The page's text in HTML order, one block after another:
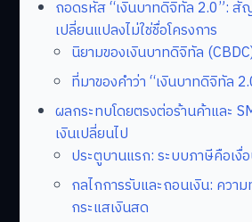
ถอดรหัส “เงินบาทดิจิทัล 2.0”:
เปลี่ยนแปลงไม่ใช่ชื่อโครงการ
นิยามของเงินบาทดิจิทัล
ที่มาของคำว่า “เงินบาทดิจิทัล
ผลกระทบโดยตรงต่อร้านค้าและ
เงินเปลี่ยนไป
ประตูบานแรก: ระบบภาษีคือเงื่
กลไกการรับและถอนเงิน: ควา
กระแสเงินสด